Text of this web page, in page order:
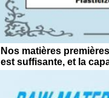
Nos matières
est suffisante, et la